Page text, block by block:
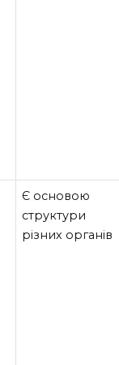
Є основою
структури
різних органів